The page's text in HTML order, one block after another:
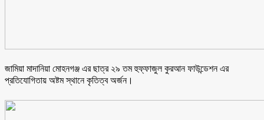
জামিয়া মাদানিয়া মোহনগঞ্জ এর ছাত্র ২৯ তম হুফ্ফাজুল কুরআন ফাউন্ডেশন এর
প্রতিযোগিতায় অষ্টম স্থানে কৃতিত্ব অর্জন।